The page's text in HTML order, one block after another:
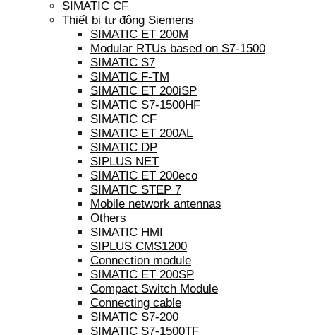
SIMATIC CF
Thiết bị tự động Siemens
SIMATIC ET 200M
Modular RTUs based on S7-1500
SIMATIC S7
SIMATIC F-TM
SIMATIC ET 200iSP
SIMATIC S7-1500HF
SIMATIC CF
SIMATIC ET 200AL
SIMATIC DP
SIPLUS NET
SIMATIC ET 200eco
SIMATIC STEP 7
Mobile network antennas
Others
SIMATIC HMI
SIPLUS CMS1200
Connection module
SIMATIC ET 200SP
Compact Switch Module
Connecting cable
SIMATIC S7-200
SIMATIC S7-1500TF